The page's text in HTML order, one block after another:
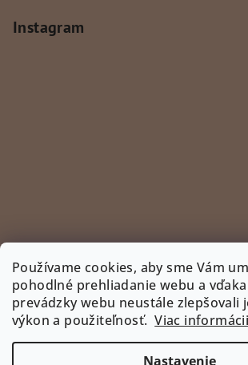
Používame cookies, aby sme Vám
pohodlné prehliadanie webu a
prevádzky webu neustále zlepšovali
výkon a použiteľnosť.Viac
Nastavenie
Instagram
Sledovať na Instagrame
INSTAGRAM